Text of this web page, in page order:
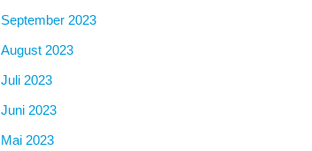
September 2023
August 2023
Juli 2023
Juni 2023
Mai 2023